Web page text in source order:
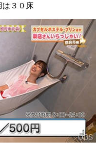
は３０床